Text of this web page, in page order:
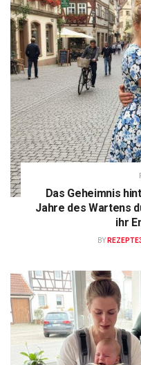
Das Geheimnis
Jahre des Wartens
ihr
BY